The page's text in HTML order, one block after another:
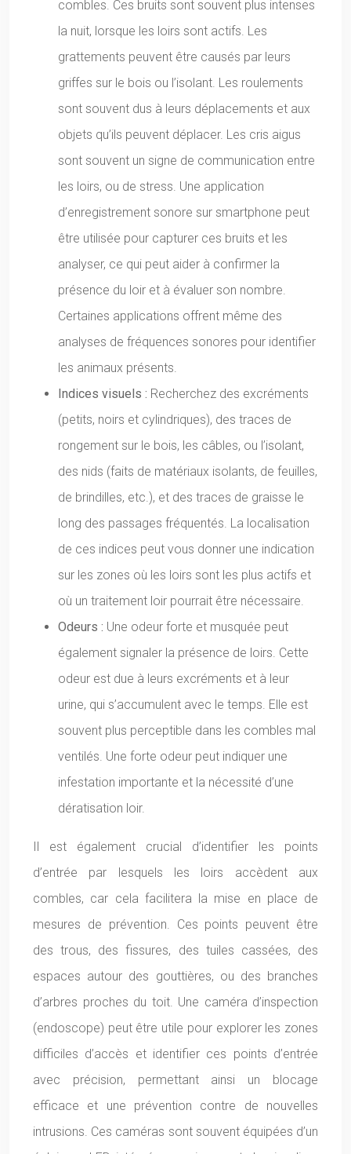
combles. Ces bruits sont souvent plus intenses
la nuit, lorsque les loirs sont actifs. Les
grattements peuvent être causés par leurs
griffes sur le bois ou l’isolant. Les roulements
sont souvent dus à leurs déplacements et aux
objets qu’ils peuvent déplacer. Les cris aigus
sont souvent un signe de communication entre
les loirs, ou de stress. Une application
d’enregistrement sonore sur smartphone peut
être utilisée pour capturer ces bruits et les
analyser, ce qui peut aider à confirmer la
présence du loir et à évaluer son nombre.
Certaines applications offrent même des
analyses de fréquences sonores pour identifier
les animaux présents.
Indices visuels : Recherchez des excréments
(petits, noirs et cylindriques), des traces de
rongement sur le bois, les câbles, ou l’isolant,
des nids (faits de matériaux isolants, de feuilles,
de brindilles, etc.), et des traces de graisse le
long des passages fréquentés. La localisation
de ces indices peut vous donner une indication
sur les zones où les loirs sont les plus actifs et
où un traitement loir pourrait être nécessaire.
Odeurs : Une odeur forte et musquée peut
également signaler la présence de loirs. Cette
odeur est due à leurs excréments et à leur
urine, qui s’accumulent avec le temps. Elle est
souvent plus perceptible dans les combles mal
ventilés. Une forte odeur peut indiquer une
infestation importante et la nécessité d’une
dératisation loir.
Il est également crucial d’identifier les points
d’entrée par lesquels les loirs accèdent aux
combles, car cela facilitera la mise en place de
mesures de prévention. Ces points peuvent être
des trous, des fissures, des tuiles cassées, des
espaces autour des gouttières, ou des branches
d’arbres proches du toit. Une caméra d’inspection
(endoscope) peut être utile pour explorer les zones
difficiles d’accès et identifier ces points d’entrée
avec précision, permettant ainsi un blocage
efficace et une prévention contre de nouvelles
intrusions. Ces caméras sont souvent équipées d’un